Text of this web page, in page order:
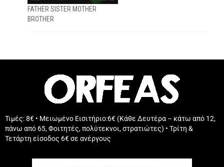
FATHER SISTER MOTHER
BROTHER
Τιμές: 8€ • Μειωμένο Εισιτήριο:6€ (Κάθε Δευτέρα – κάτω από 12,
πάνω από 65, Φοιτητές, πολύτεκνοι, στρατιώτες) • Τρίτη &
Τετάρτη είσοδος 6€ σε ανέργους